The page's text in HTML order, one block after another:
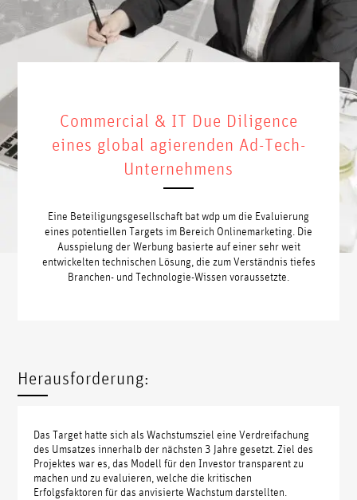
Commercial & IT Due Diligence
eines global agierenden Ad-Tech-
Unternehmens
Eine Beteiligungsgesellschaft bat wdp um die Evaluierung
eines potentiellen Targets im Bereich Onlinemarketing. Die
Ausspielung der Werbung basierte auf einer sehr weit
entwickelten technischen Lösung, die zum Verständnis tiefes
Branchen- und Technologie-Wissen voraussetzte.
Herausforderung:
Das Target hatte sich als Wachstumsziel eine Verdreifachung
des Umsatzes innerhalb der nächsten 3 Jahre gesetzt. Ziel des
Projektes war es, das Modell für den Investor transparent zu
machen und zu evaluieren, welche die kritischen
Erfolgsfaktoren für das anvisierte Wachstum darstellten.